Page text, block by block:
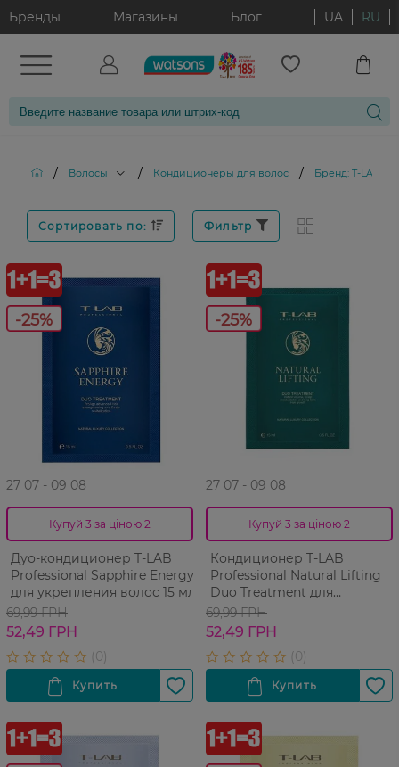
Бренды Магазины Блог UA RU
/ Волосы / Кондиционеры для волос / Бренд: T-LAB
Сортировать по: Фильтр
-25%
27 07 - 09 08
Купуй 3 за ціною 2
Дуо-кондиционер T-LAB
Professional Sapphire Energy
для укрепления волос 15 мл
69,99 ГРН
52,49 ГРН
-25%
27 07 - 09 08
Купуй 3 за ціною 2
Кондиционер T-LAB
Professional Natural Lifting
Duo Treatment для
увеличения объема волос
15 мл
69,99 ГРН
52,49 ГРН